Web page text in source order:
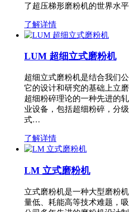
了超压梯形磨粉机的世界水
了解详情
LUM 超细立式磨粉机
超细立式磨粉机是结合我们
它的设计和研究的基础上立
超细粉碎理论的一种先进的
业设备，包括超细粉碎，分
式…
了解详情
LM 立式磨粉机
立式磨粉机是一种大型磨粉
量低、耗能高等技术难题，